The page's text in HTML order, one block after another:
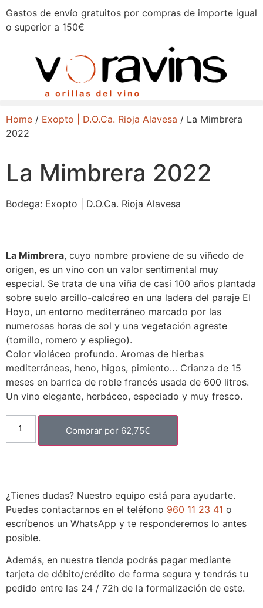
Gastos de envío gratuitos por compras de importe igual
o superior a 150€
Home / Exopto | D.O.Ca. Rioja Alavesa / La Mimbrera
2022
La Mimbrera 2022
Bodega: Exopto | D.O.Ca. Rioja Alavesa
La Mimbrera, cuyo nombre proviene de su viñedo de
origen, es un vino con un valor sentimental muy
especial. Se trata de una viña de casi 100 años plantada
sobre suelo arcillo-calcáreo en una ladera del paraje El
Hoyo, un entorno mediterráneo marcado por las
numerosas horas de sol y una vegetación agreste
(tomillo, romero y espliego).
Color violáceo profundo. Aromas de hierbas
mediterráneas, heno, higos, pimiento… Crianza de 15
meses en barrica de roble francés usada de 600 litros.
Un vino elegante, herbáceo, especiado y muy fresco.
Comprar por 62,75€
¿Tienes dudas? Nuestro equipo está para ayudarte.
Puedes contactarnos en el teléfono 960 11 23 41 o
escríbenos un WhatsApp y te responderemos lo antes
posible.
Además, en nuestra tienda podrás pagar mediante
tarjeta de débito/crédito de forma segura y tendrás tu
pedido entre las 24 / 72h de la formalización de este.